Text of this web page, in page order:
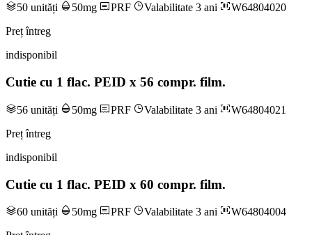
50 unități 50mg PRF Valabilitate 3 ani
W64804020
Preț întreg
indisponibil
Cutie cu 1 flac. PEID x 56 compr. film.
56 unități 50mg PRF Valabilitate 3 ani
W64804021
Preț întreg
indisponibil
Cutie cu 1 flac. PEID x 60 compr. film.
60 unități 50mg PRF Valabilitate 3 ani
W64804004